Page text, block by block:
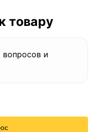
товару
вопросов и